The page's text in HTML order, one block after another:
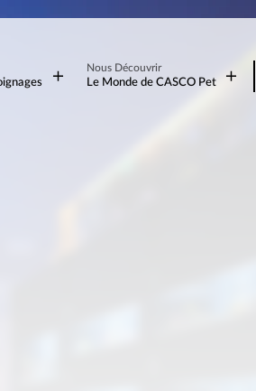
Nous Découvrir
Le Monde de CASCO Pet